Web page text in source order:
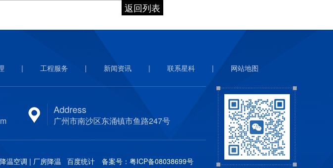
返回列表
| 工程服务 | 新闻资讯 | 联系星科 | 网站地图
Address
广州市南沙区东涌镇市鱼路247号
温空调 | 厂房降温 百度统计 备案号： 粤ICP备08038699号